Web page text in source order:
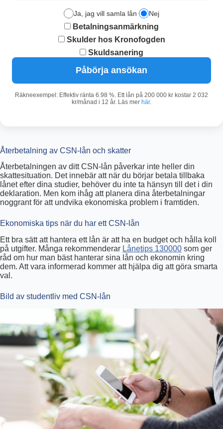
Ja, jag vill samla lån Nej
Betalningsanmärkning
Skulder hos Kronofogden
Skuldsanering
Påbörja ansökan
Räkneexempel: Effektiv ränta 6.98 %. Ett lån på 200 000 kr kostar 2 032
kr/månad i 12 år. Läs mer här.
Återbetalning av CSN-lån och skatter
Återbetalningen av ditt CSN-lån påverkar inte heller din
skattesituation. Det innebär att när du börjar betala tillbaka
lånet efter dina studier, behöver du inte ta hänsyn till det i din
deklaration. Men kom ihåg att planera dina återbetalningar
noggrant för att undvika ekonomiska problem i framtiden.
Ekonomiska tips när du har ett CSN-lån
Ett bra sätt att hantera ett lån är att ha en budget och hålla koll
på utgifter. Många rekommenderar Lånetips 130000 som ger
råd om hur man bäst hanterar sina lån och ekonomin kring
dem. Att vara informerad kommer att hjälpa dig att göra smarta
val.
Bild av studentliv med CSN-lån